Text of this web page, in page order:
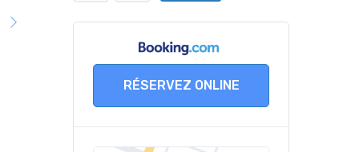
RÉSERVEZ ONLINE